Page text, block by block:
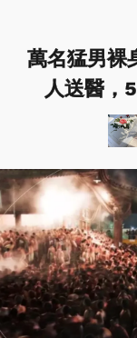
萬名猛男裸
人送醫，